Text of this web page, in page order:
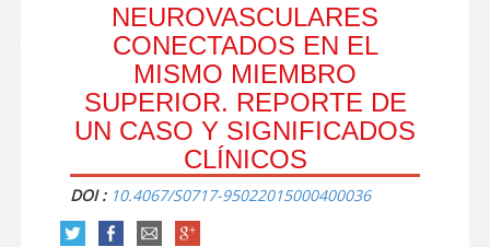
NEUROVASCULARES
CONECTADOS EN EL
MISMO MIEMBRO
SUPERIOR. REPORTE DE
UN CASO Y SIGNIFICADOS
CLÍNICOS
DOI : 10.4067/S0717-95022015000400036